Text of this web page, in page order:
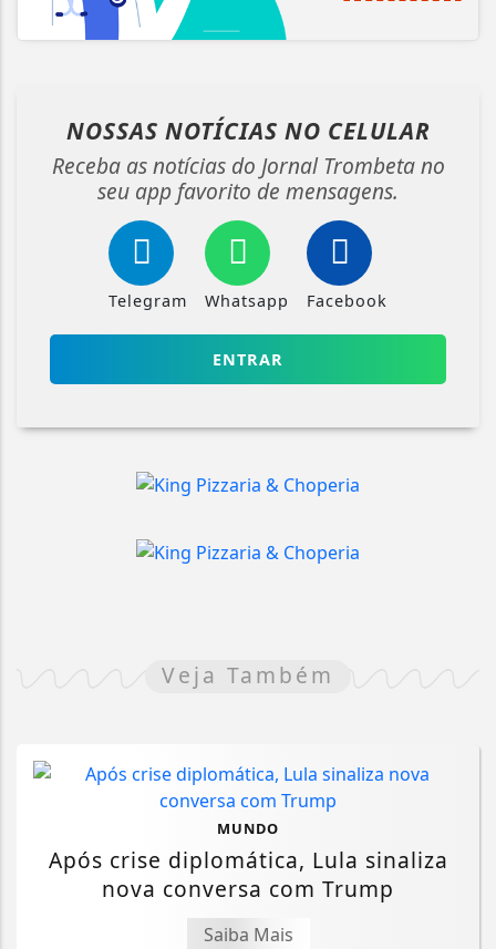
NOSSAS NOTÍCIAS NO CELULAR
Receba as notícias do Jornal Trombeta no
seu app favorito de mensagens.
Telegram Whatsapp Facebook
ENTRAR
Veja Também
MUNDO
Após crise diplomática, Lula sinaliza
nova conversa com Trump
Saiba Mais